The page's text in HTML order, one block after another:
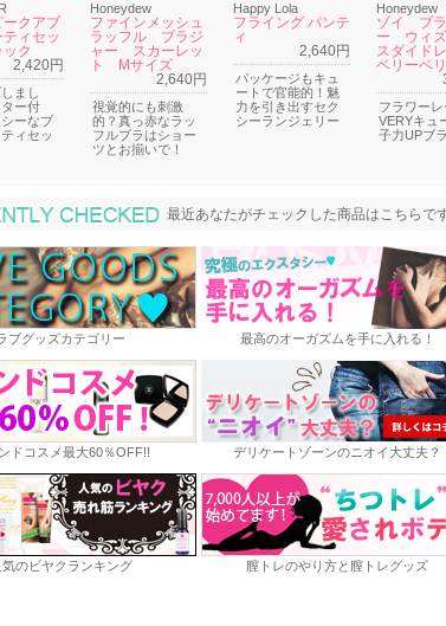
ークアブ
ィセッ
ク
2,420円
まし
ー付
ーなブ
ィセッ
Honeydew
ファインメッシュ
ラッフル ブラジ
ャー スカーレッ
ト Mサイズ
2,640円
視覚的にも刺激
的？真っ赤なラッ
フルブラはショー
ツとお揃いで！
Happy Lola
フライング パンテ
ィ
2,640円
パッケージもキュ
ートで官能的！魅
力を引き出すセク
シーランジェリー
Honeydew
ゾイ ブラ
ー ウィ
スダイド
ベリーベ
フラワー
VERYキュ
子力UPブラ
最近あなたがチェックした商品
最近あなたがチェックした商品はこちらです
ブグッズカテゴリー 最高のオーガズムを手に入れる！
ドコスメ最大60％OFF!! デリケートゾーンのニオイ大丈夫？
のビヤクランキング 膣トレのやり方と膣トレグッズ